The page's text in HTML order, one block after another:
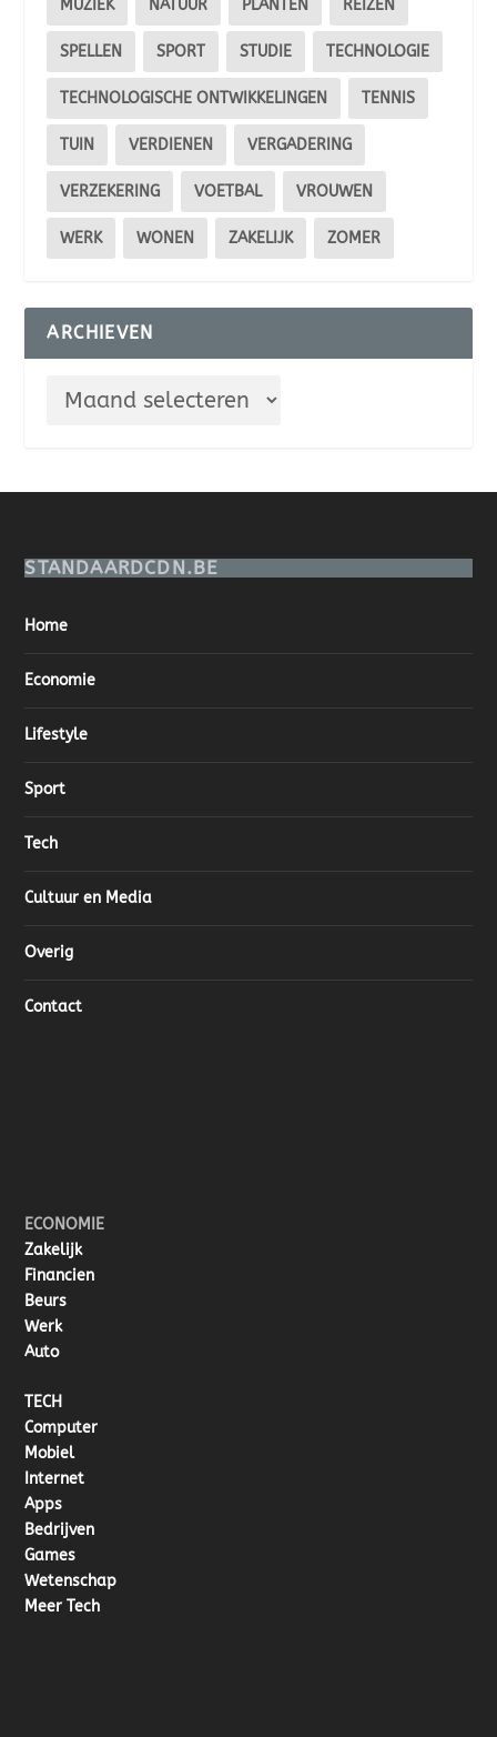
MUZIEK NATUUR PLANTEN REIZEN
SPELLEN SPORT STUDIE TECHNOLOGIE
TECHNOLOGISCHE ONTWIKKELINGEN TENNIS
TUIN VERDIENEN VERGADERING
VERZEKERING VOETBAL VROUWEN
WERK WONEN ZAKELIJK ZOMER
ARCHIEVEN
STANDAARDCDN.BE
Home
Economie
Lifestyle
Sport
Tech
Cultuur en Media
Overig
Contact
ECONOMIE
Zakelijk
Financien
Beurs
Werk
Auto
TECH
Computer
Mobiel
Internet
Apps
Bedrijven
Games
Wetenschap
Meer Tech